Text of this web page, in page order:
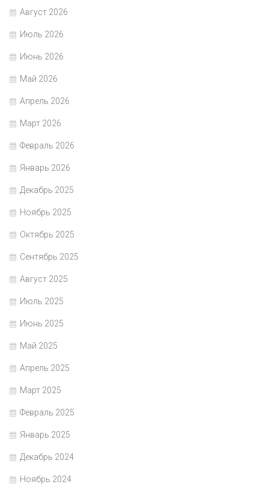
Август 2026
Июль 2026
Июнь 2026
Май 2026
Апрель 2026
Март 2026
Февраль 2026
Январь 2026
Декабрь 2025
Ноябрь 2025
Октябрь 2025
Сентябрь 2025
Август 2025
Июль 2025
Июнь 2025
Май 2025
Апрель 2025
Март 2025
Февраль 2025
Январь 2025
Декабрь 2024
Ноябрь 2024